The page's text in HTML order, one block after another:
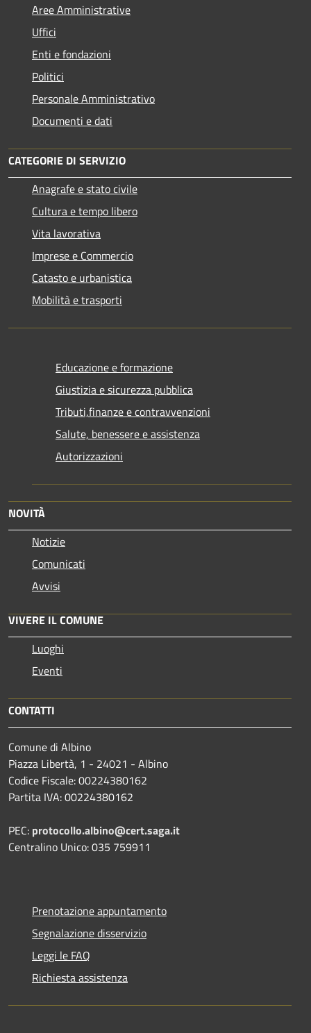
Aree Amministrative
Uffici
Enti e fondazioni
Politici
Personale Amministrativo
Documenti e dati
CATEGORIE DI SERVIZIO
Anagrafe e stato civile
Cultura e tempo libero
Vita lavorativa
Imprese e Commercio
Catasto e urbanistica
Mobilità e trasporti
Educazione e formazione
Giustizia e sicurezza pubblica
Tributi,finanze e contravvenzioni
Salute, benessere e assistenza
Autorizzazioni
NOVITÀ
Notizie
Comunicati
Avvisi
VIVERE IL COMUNE
Luoghi
Eventi
CONTATTI
Comune di Albino
Piazza Libertà, 1 - 24021 - Albino
Codice Fiscale: 00224380162
Partita IVA: 00224380162
PEC: protocollo.albino@cert.saga.it
Centralino Unico: 035 759911
Prenotazione appuntamento
Segnalazione disservizio
Leggi le FAQ
Richiesta assistenza